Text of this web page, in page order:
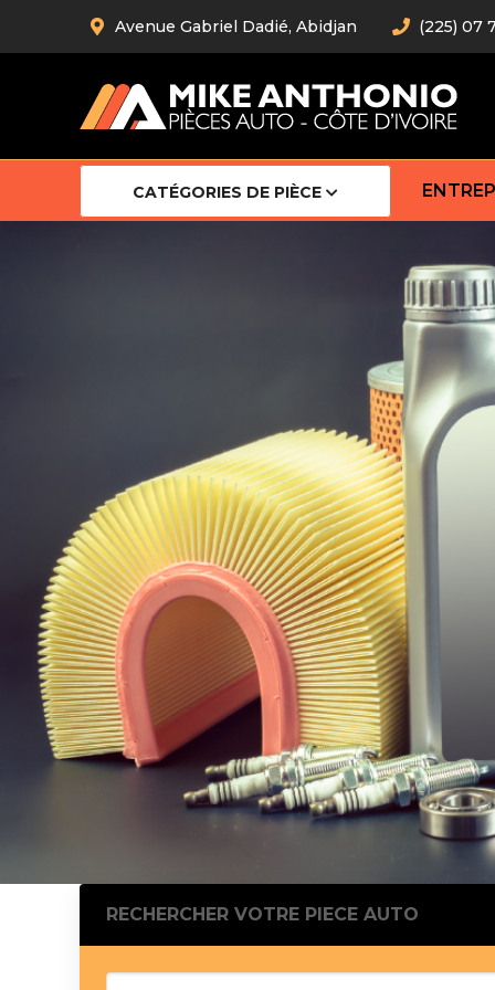
Avenue Gabriel Dadié, Abidjan (225) 07
CATÉGORIES DE PIÈCE
Barre
Barre
Robot
Bras
Cardan
Pistons
Feu
Bague
Bague
Calle
Chaine
RECHERCHER VOTRE PIECE AUTO